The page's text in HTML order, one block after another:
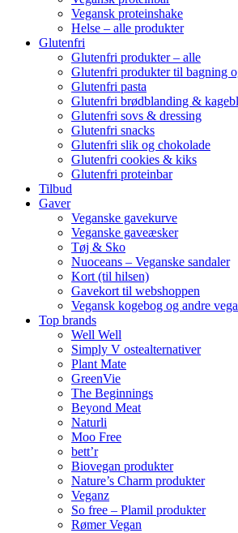
Vegansk proteinshake
Helse – alle produkter
Glutenfri
Glutenfri produkter – alle
Glutenfri produkter til bagning
Glutenfri pasta
Glutenfri brødblanding &
Glutenfri sovs & dressing
Glutenfri snacks
Glutenfri slik og chokolade
Glutenfri cookies & kiks
Glutenfri proteinbar
Tilbud
Gaver
Veganske gavekurve
Veganske gaveæsker
Tøj & Sko
Nuoceans – Veganske sandaler
Kort (til hilsen)
Gavekort til webshoppen
Vegansk kogebog og andre
Top brands
Well Well
Simply V ostealternativer
Plant Mate
GreenVie
The Beginnings
Beyond Meat
Naturli
Moo Free
bett’r
Biovegan produkter
Nature’s Charm produkter
Veganz
So free – Plamil produkter
Rømer Vegan